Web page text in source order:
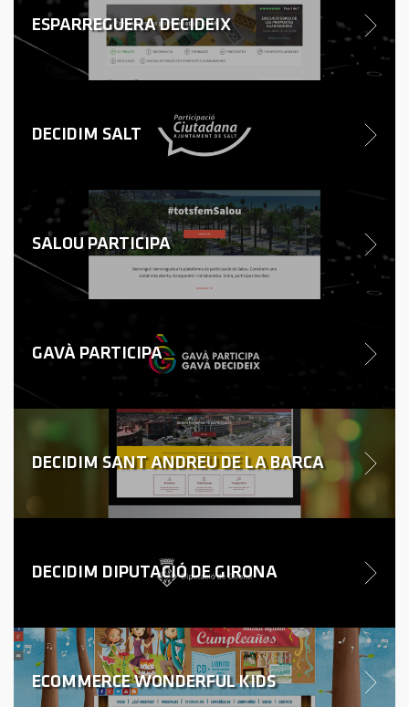
ESPARREGUERA DECIDEIX
DECIDIM SALT
SALOU PARTICIPA
GAVÀ PARTICIPA
DECIDIM SANT ANDREU DE LA BARCA
DECIDIM DIPUTACIÓ DE GIRONA
ECOMMERCE WONDERFUL KIDS